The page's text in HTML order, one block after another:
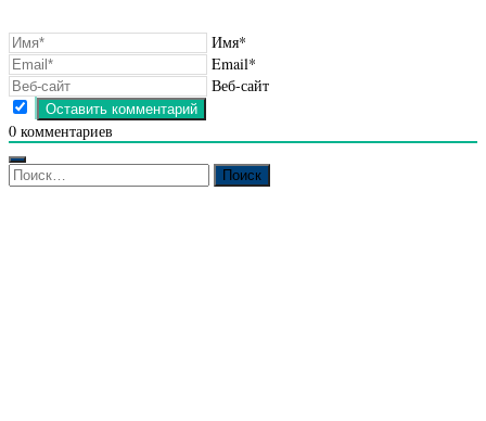
Имя*
Email*
Веб-сайт
0 комментариев
Найти: